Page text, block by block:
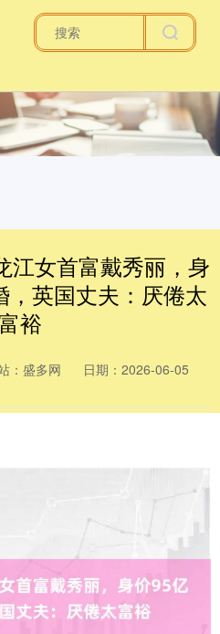
江女首富戴秀丽，身
，英国丈夫：厌倦太
裕
：盛多网
日期：2026-06-05